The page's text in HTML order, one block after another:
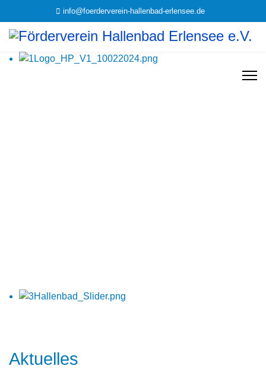
info@foerderverein-hallenbad-erlensee.de
Aktuelles